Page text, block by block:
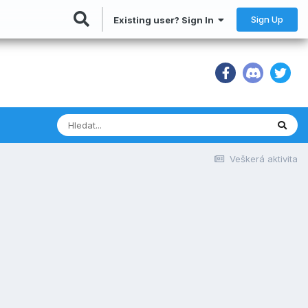
Existing user? Sign In Sign Up
Veškerá aktivita